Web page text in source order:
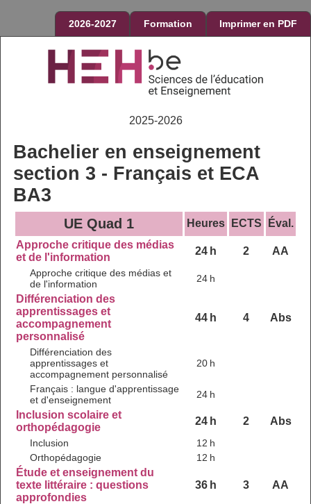
2026-2027 Formation Imprimer en PDF
2025-2026
Bachelier en enseignement
section 3 - Français et ECA
BA3
UE Quad 1 Heures ECTS
Éval.
Approche critique des médias
et de l'information
24 h 2 AA
Approche critique des médias et
de l'information
24 h
Différenciation des
apprentissages et
accompagnement
personnalisé
44 h 4 Abs
Différenciation des
apprentissages et
accompagnement personnalisé
20 h
Français : langue d'apprentissage
et d'enseignement
24 h
Inclusion scolaire et
orthopédagogie
24 h 2 Abs
Inclusion
12 h
Orthopédagogie
12 h
Étude et enseignement du
texte littéraire : questions
approfondies
36 h 3 AA